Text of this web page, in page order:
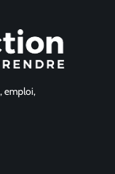
emploi,